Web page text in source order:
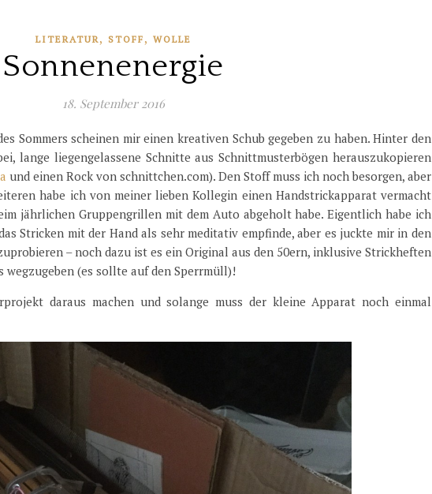
LITERATUR, STOFF , WOLLE
Sonnenenergie
18. September 2016
Sommers scheinen mir einen kreativen Schub gegeben zu haben. Hinter den
lange liegengelassene Schnitte aus Schnittmusterbögen herauszukopieren
und einen Rock von schnittchen.com). Den Stoff muss ich noch besorgen, aber
habe ich von meiner lieben Kollegin einen Handstrickapparat vermacht
jährlichen Gruppengrillen mit dem Auto abgeholt habe. Eigentlich habe ich
Stricken mit der Hand als sehr meditativ empfinde, aber es juckte mir in den
– noch dazu ist es ein Original aus den 50ern, inklusive Strickheften
wegzugeben (es sollte auf den Sperrmüll)!
daraus machen und solange muss der kleine Apparat noch einmal